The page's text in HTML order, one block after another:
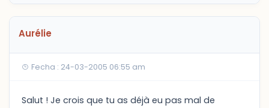
Aurélie
Fecha : 24-03-2005 06:55 am
Salut ! Je crois que tu as déjà eu pas mal de